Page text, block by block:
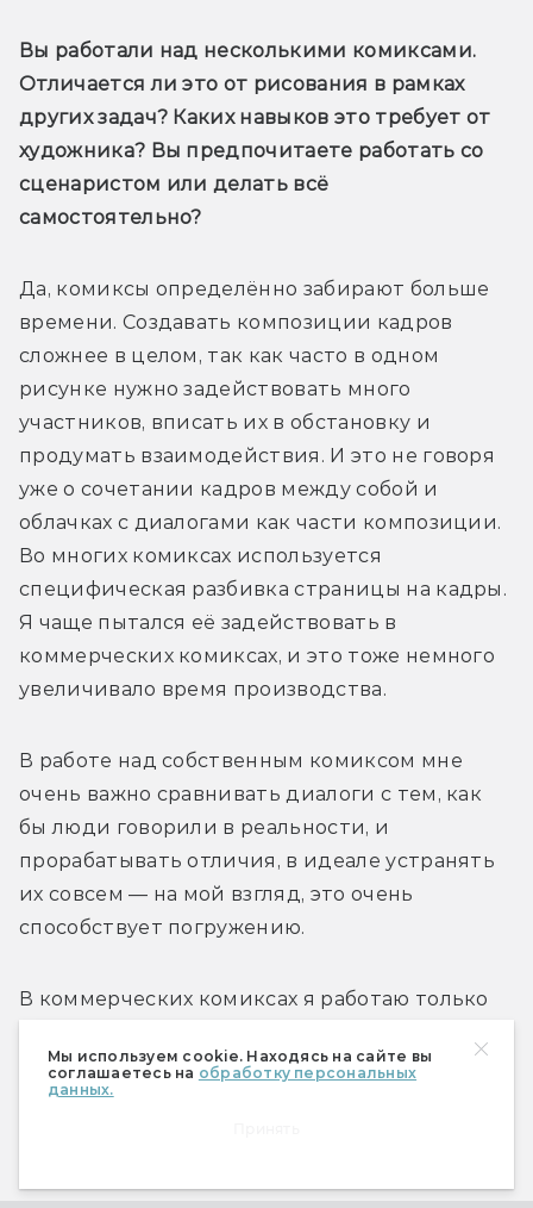
Мы используем cookie. Находясь на сайте вы
соглашаетесь на обработку персональных
данных.
Вы работали над несколькими комиксами.
Отличается ли это от рисования в рамках
других задач? Каких навыков это требует от
художника? Вы предпочитаете работать со
сценаристом или делать всё
самостоятельно?
Да, комиксы определённо забирают больше
времени. Создавать композиции кадров
сложнее в целом, так как часто в одном
рисунке нужно задействовать много
участников, вписать их в обстановку и
продумать взаимодействия. И это не говоря
уже о сочетании кадров между собой и
облачках с диалогами как части композиции.
Во многих комиксах используется
специфическая разбивка страницы на кадры.
Я чаще пытался её задействовать в
коммерческих комиксах, и это тоже немного
увеличивало время производства.
В работе над собственным комиксом мне
очень важно сравнивать диалоги с тем, как
бы люди говорили в реальности, и
прорабатывать отличия, в идеале устранять
их совсем — на мой взгляд, это очень
способствует погружению.
В коммерческих комиксах я работаю только
всегда. Меня это полностью устраивает.
Работать в команде в таком виде интересно,